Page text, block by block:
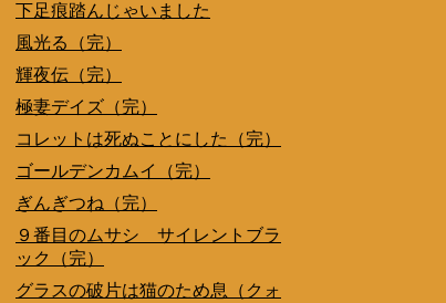
下足痕踏んじゃいました
風光る（完）
輝夜伝（完）
極妻デイズ（完）
コレットは死ぬことにした（完）
ゴールデンカムイ（完）
ぎんぎつね（完）
９番目のムサシ サイレントブラ
ック（完）
グラスの破片は猫のため息（クォ